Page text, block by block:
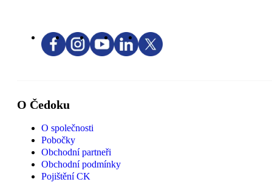
O Čedoku
O společnosti
Pobočky
Obchodní partneři
Obchodní podmínky
Pojištění CK